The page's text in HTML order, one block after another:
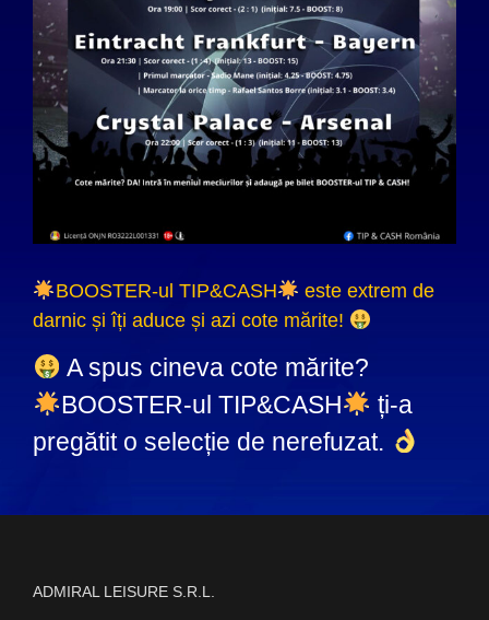
BOOSTER-ul TIP&CASH
este extrem de
darnic și îți aduce și azi cote mărite!
A spus cineva cote mărite?
BOOSTER-ul TIP&CASH
ți-a
pregătit o selecție de nerefuzat.
ADMIRAL LEISURE S.R.L.